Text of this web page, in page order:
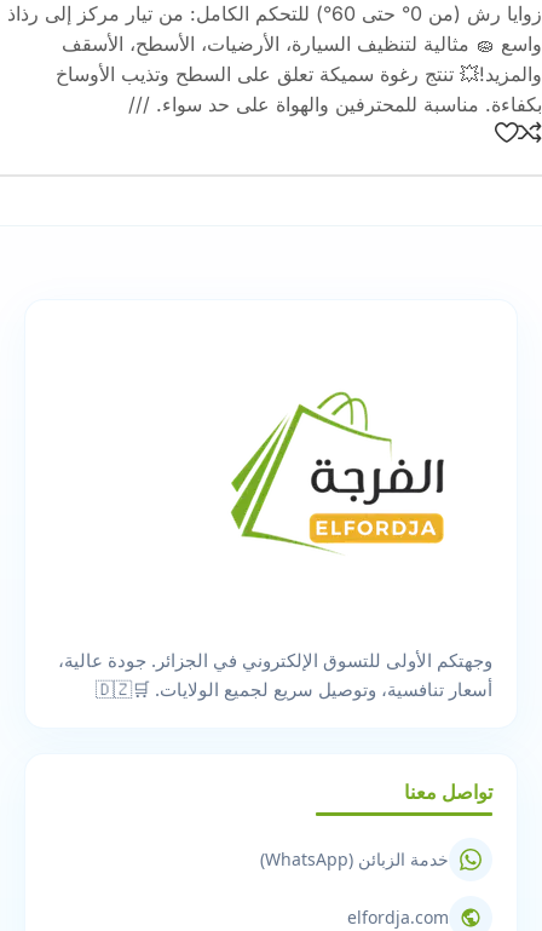
زوايا رش (من 0° حتى 60°) للتحكم الكامل: من تيار مركز إلى رذاذ
واسع 🧽 مثالية لتنظيف السيارة، الأرضيات، الأسطح، الأسقف
والمزيد!💥 تنتج رغوة سميكة تعلق على السطح وتذيب الأوساخ
بكفاءة. مناسبة للمحترفين والهواة على حد سواء. ///
وجهتكم الأولى للتسوق الإلكتروني في الجزائر. جودة عالية،
أسعار تنافسية، وتوصيل سريع لجميع الولايات. 🛒🇩🇿
تواصل معنا
خدمة الزبائن (WhatsApp)
elfordja.com